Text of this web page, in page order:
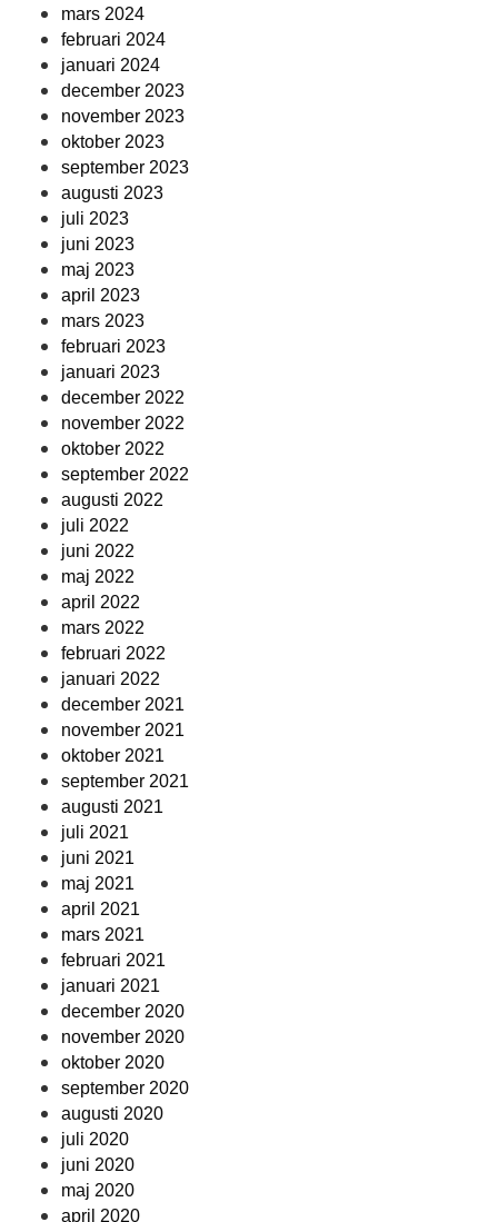
mars 2024
februari 2024
januari 2024
december 2023
november 2023
oktober 2023
september 2023
augusti 2023
juli 2023
juni 2023
maj 2023
april 2023
mars 2023
februari 2023
januari 2023
december 2022
november 2022
oktober 2022
september 2022
augusti 2022
juli 2022
juni 2022
maj 2022
april 2022
mars 2022
februari 2022
januari 2022
december 2021
november 2021
oktober 2021
september 2021
augusti 2021
juli 2021
juni 2021
maj 2021
april 2021
mars 2021
februari 2021
januari 2021
december 2020
november 2020
oktober 2020
september 2020
augusti 2020
juli 2020
juni 2020
maj 2020
april 2020